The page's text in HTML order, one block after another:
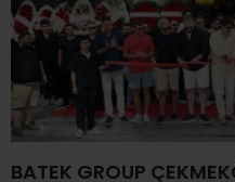
BATEK GROUP